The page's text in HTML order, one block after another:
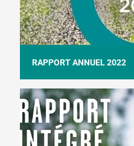
RAPPORT ANNUEL 2022